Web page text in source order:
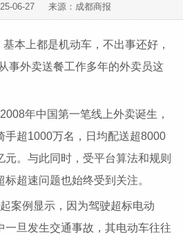
06-27 来源：成都商报
本上都是机动车，不出事还好，
事外卖送餐工作多年的外卖员这
年中国第一笔线上外卖诞生，
超1000万名，日均配送超8000
。与此同时，受平台算法和规则
超速问题也始终受到关注。
例显示，因为驾驶超标电动
一旦发生交通事故，其电动车往往